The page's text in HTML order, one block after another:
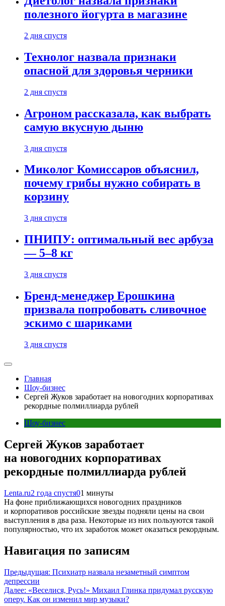
полезного йогурта в магазине
2 дня спустя
Технолог назвала признаки
опасной для здоровья черники
2 дня спустя
Агроном рассказала, как выбрать
самую вкусную дыню
3 дня спустя
Миколог Комиссаров объяснил,
почему грибы нужно собирать в
корзину
3 дня спустя
ПНИПУ: оптимальный вес арбуза
— 5–8 кг
3 дня спустя
Бренд-менеджер Ерошкина
призвала попробовать сливочное
эскимо с шариками
3 дня спустя
Главная
Шоу-бизнес
Сергей Жуков заработает на новогодних корпоративах
рекордные полмиллиарда рублей
Шоу-бизнес
Сергей Жуков заработает
на новогодних корпоративах
рекордные полмиллиарда рублей
Lenta.ru2 года спустя01 минуты
На фоне приближающихся новогодних праздников
и корпоративов российские звезды подняли цены на свои
выступления в два раза. Некоторые из них пользуются такой
популярностью, что их заработок может оказаться рекордным.
Навигация по записям
Предыдущая: Психиатр назвала незаметный симптом
депрессии
Далее: «Веселися, Русь!» Михаил Глинка придумал русскую
оперу. Как он изменил мир музыки?